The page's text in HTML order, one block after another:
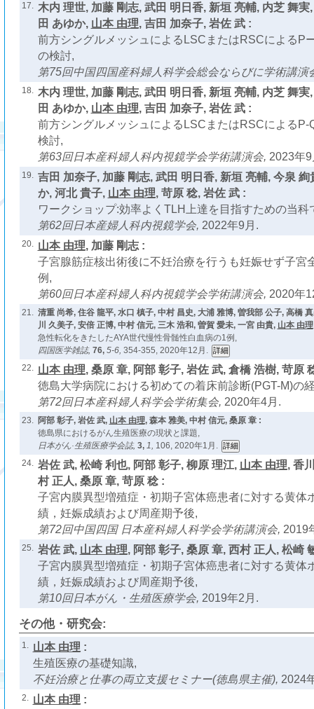
17. 木内 理世, 加藤 剛志, 武田 明日香, 新垣 亮輔, 内芝 舞実
田 あゆか, 山本 由理, 吉田 加奈子, 岩佐 武 :
前方シングルメッシュによるLSCまたはRSCによるP
の検討,
第75回中国四国産科婦人科学会総会ならびに学術講演
18. 木内 理世, 加藤 剛志, 武田 明日香, 新垣 亮輔, 内芝 舞実
田 あゆか, 山本 由理, 吉田 加奈子, 岩佐 武 :
前方シングルメッシュによるLSCまたはRSCによるP-
検討,
第63回日本産科婦人科内視鏡学会学術講演会, 2023年9
19. 吉田 加奈子, 加藤 剛志, 武田 明日香, 新垣 亮輔, 今泉
か, 河北 貴子, 山本 由理, 苛原 稔, 岩佐 武 :
ワークショップ:効率よくTLH上達を目指すための当科
第62回日本産婦人科内視鏡学会, 2022年9月.
20. 山本 由理, 加藤 剛志 :
子宮腺筋症核出術後に不妊治療を行うも妊娠せず子宮
例,
第60回日本産科婦人科内視鏡学会学術講演会, 2020年
21. 清重 尚希, 住谷 龍平, 水口 槙子, 中村 昌史, 大浦 雅博, 曽我部 公子, 高橋
川 久美子, 安倍 正博, 中村 信元, 三木 浩和, 曽賀 愛未, 一宮 由貴, 山本 由理
急性転化をきたしたAYA世代慢性骨髄性白血病の1例,
四国医学雑誌, 76, 5-6, 354-355, 2020年12月.
22. 山本 由理, 桑原 章, 阿部 彰子, 岩佐 武, 倉橋 浩樹, 苛原
徳島大学病院における初めての着床前診断(PGT-M)の
第72回日本産科婦人科学会学術集会, 2020年4月.
23. 阿部 彰子, 岩佐 武, 山本 由理, 森本 雅美, 中村 信元, 桑原 章 :
徳島県におけるがん生殖医療の現状と課題,
日本がん·生殖医療学会誌, 3, 1, 106, 2020年1月.
24. 岩佐 武, 松崎 利也, 阿部 彰子, 柳原 理江, 山本 由理, 香
村 正人, 桑原 章, 苛原 稔 :
子宮内膜異型増殖症・初期子宮体癌患者に対する黄体
績，妊娠成績および周産期予後,
第72回中国四国 日本産科婦人科学会学術講演会, 2019
25. 岩佐 武, 山本 由理, 阿部 彰子, 桑原 章, 西村 正人, 松崎
子宮内膜異型増殖症・初期子宮体癌患者に対する黄体
績，妊娠成績および周産期予後,
第10回日本がん・生殖医療学会, 2019年2月.
その他・研究会:
1. 山本 由理 :
生殖医療の基礎知識,
不妊治療と仕事の両立支援セミナー(徳島県主催), 2024
2. 山本 由理 :